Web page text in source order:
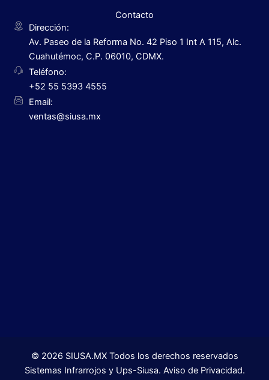
Contacto
Dirección:
Av. Paseo de la Reforma No. 42 Piso 1 Int A 115, Alc.
Cuahutémoc, C.P. 06010, CDMX.
Teléfono:
+52 55 5393 4555
Email:
ventas@siusa.mx
© 2026 SIUSA.MX Todos los derechos reservados
Sistemas Infrarrojos y Ups-Siusa. Aviso de Privacidad.